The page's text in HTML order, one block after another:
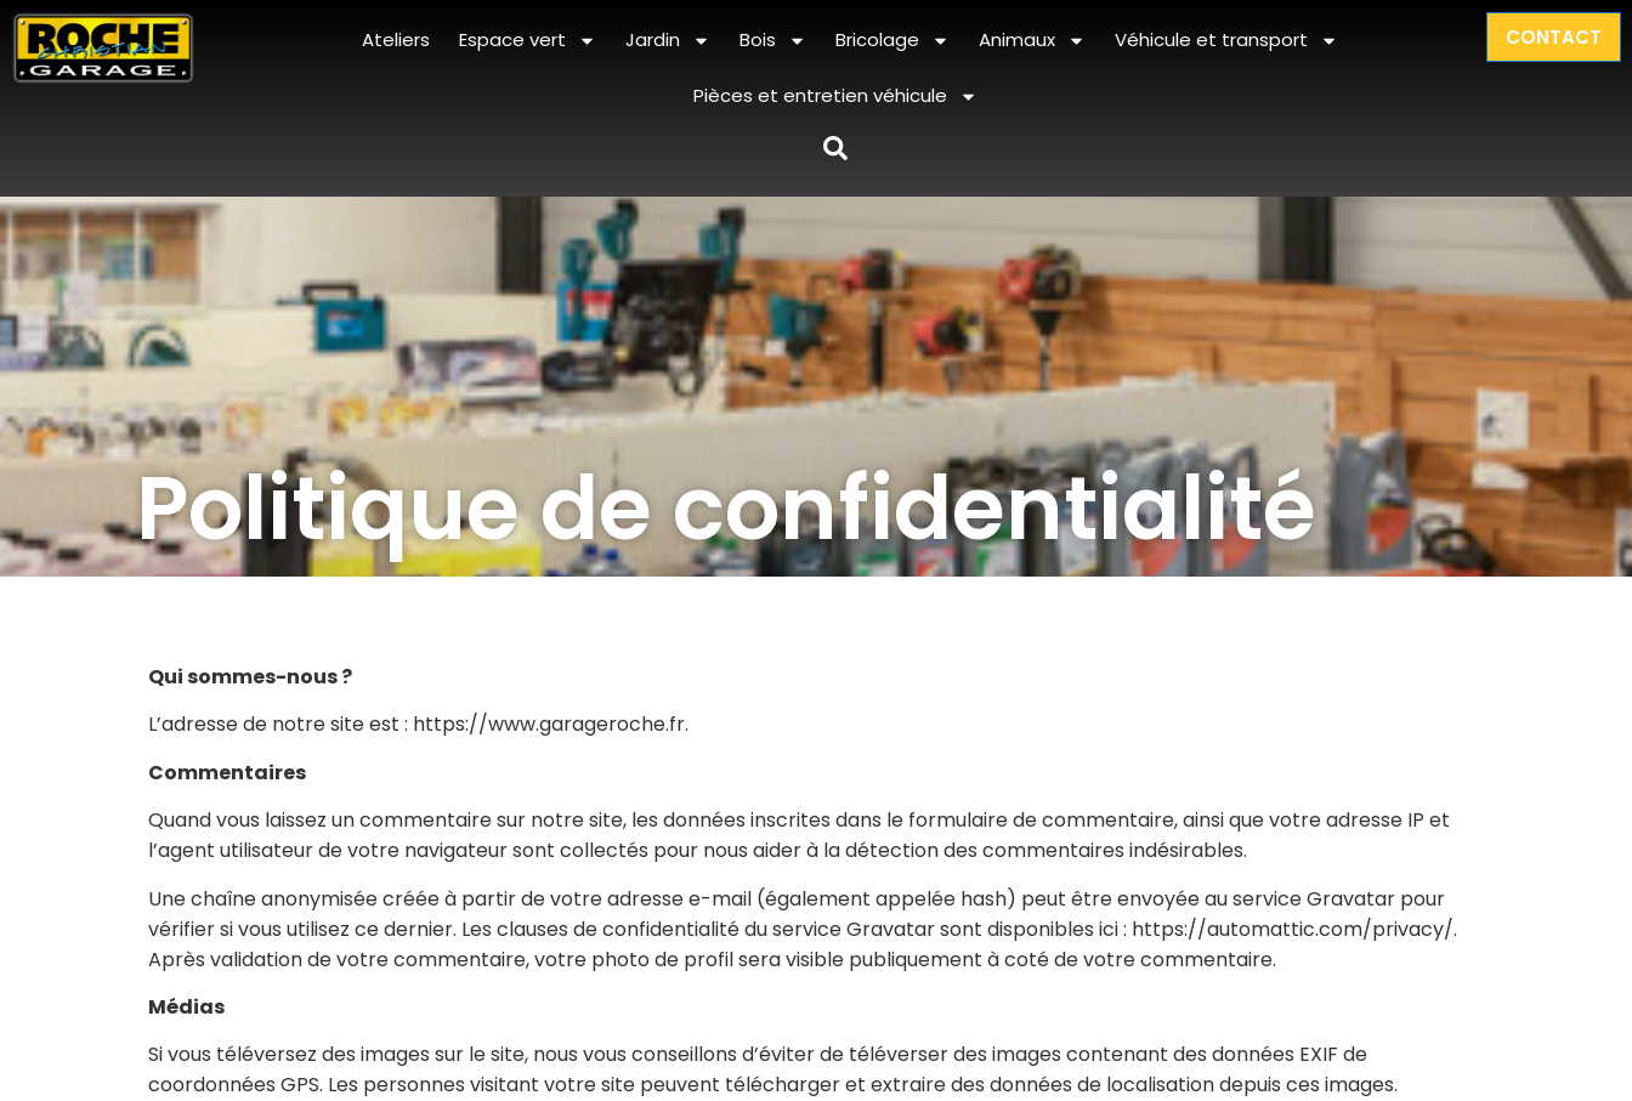
Ateliers Espace vert Jardin Bois Bricolage Animaux Véhicule et transport
Pièces et entretien véhicule
CONTACT
Politique de confidentialité
Qui sommes-nous ?
L’adresse de notre site est : https://www.garageroche.fr.
Commentaires
Quand vous laissez un commentaire sur notre site, les données inscrites dans le formulaire de commentaire, ainsi que votre adresse IP et
l’agent utilisateur de votre navigateur sont collectés pour nous aider à la détection des commentaires indésirables.
Une chaîne anonymisée créée à partir de votre adresse e-mail (également appelée hash) peut être envoyée au service Gravatar pour
vérifier si vous utilisez ce dernier. Les clauses de confidentialité du service Gravatar sont disponibles ici : https://automattic.com/privacy/.
Après validation de votre commentaire, votre photo de profil sera visible publiquement à coté de votre commentaire.
Médias
Si vous téléversez des images sur le site, nous vous conseillons d’éviter de téléverser des images contenant des données EXIF de
coordonnées GPS. Les personnes visitant votre site peuvent télécharger et extraire des données de localisation depuis ces images.